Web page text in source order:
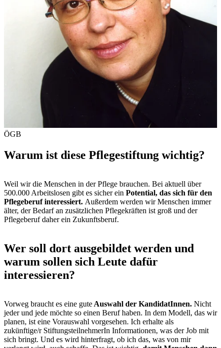
ÖGB
Warum ist diese Pflegestiftung wichtig?
Weil wir die Menschen in der Pflege brauchen. Bei aktuell über
500.000 Arbeitslosen gibt es sicher ein Potential, das sich für den
Pflegeberuf interessiert. Außerdem werden wir Menschen immer
älter, der Bedarf an zusätzlichen Pflegekräften ist groß und der
Pflegeberuf daher ein Zukunftsberuf.
Wer soll dort ausgebildet werden und
warum sollen sich Leute dafür
interessieren?
Vorweg braucht es eine gute Auswahl der KandidatInnen. Nicht
jeder und jede möchte so einen Beruf haben. In dem Modell, das wir
planen, ist eine Vorauswahl vorgesehen. Ich erhalte als
zukünftige/r StiftungsteilnehmerIn Informationen, was der Job mit
sich bringt. Und es wird hinterfragt, ob ich das, was von mir